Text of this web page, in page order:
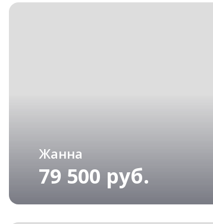
Жанна
79 500 руб.